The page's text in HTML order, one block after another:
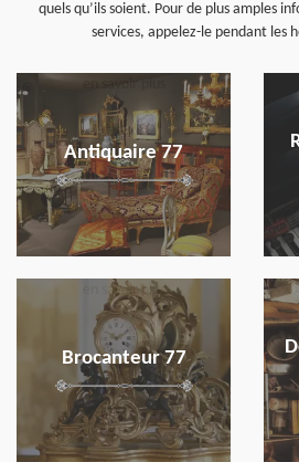
quels qu’ils soient. Pour de plus amples
services, appelez-le pendant les
Antiquaire 77
en savoir plus
Brocanteur 77
en savoir plus